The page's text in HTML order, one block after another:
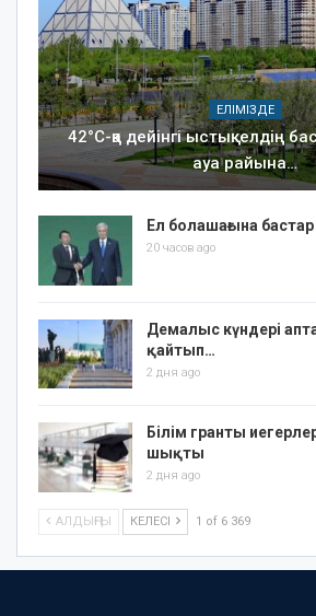
ЕЛІМІЗДЕ
42°C-қа дейінгі ыстық: елдің
ауа райына…
Ел болашағына
20 часов ago
Демалыс күндері
қайтып…
2 дня ago
Білім гранты
шықты
2 дня ago
АЛДЫҢҒЫ КЕЛЕСІ 1 of 6 369